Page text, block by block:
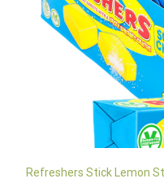
Refreshers Stick Lemon